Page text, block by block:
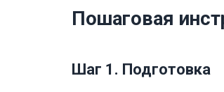
Пошаговая
Шаг 1. Подготовка